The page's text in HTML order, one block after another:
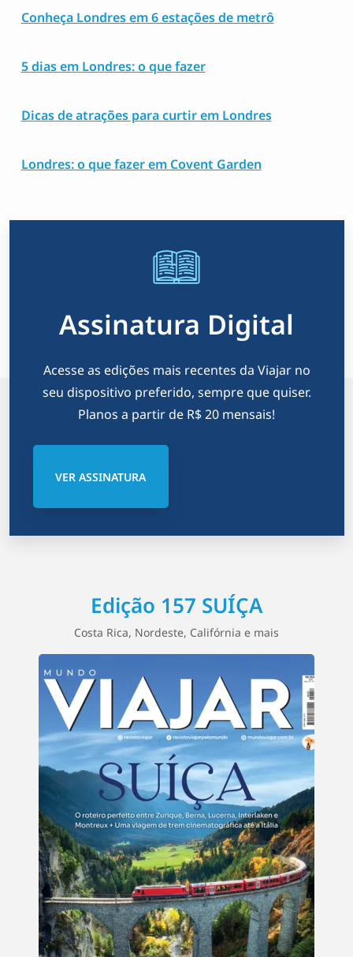
Conheça Londres em 6 estações de metrô
5 dias em Londres: o que fazer
Dicas de atrações para curtir em Londres
Londres: o que fazer em Covent Garden
Assinatura Digital
Acesse as edições mais recentes da Viajar no
seu dispositivo preferido, sempre que quiser.
Planos a partir de R$ 20 mensais!
VER ASSINATURA
Edição 157 SUÍÇA
Costa Rica, Nordeste, Califórnia e mais